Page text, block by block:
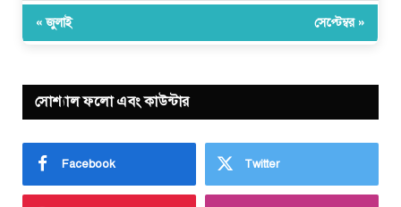
« জুলাই সেপ্টেম্বর »
সোশ্যাল ফলো এবং কাউন্টার
Facebook Twitter